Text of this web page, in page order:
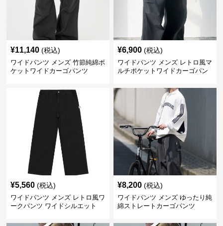
¥11,140 (税込)
ワイドパンツ メンズ 竹節純綿ポ
ケットワイドカーゴパンツ
¥6,900 (税込)
ワイドパンツ メンズ レトロ風マ
ルチポケットワイドカーゴパン
¥5,560 (税込)
ワイドパンツ メンズ レトロ風ワ
ークパンツ ワイドシルエット
¥8,200 (税込)
ワイドパンツ メンズ ゆったり純
綿ストレートカーゴパンツ